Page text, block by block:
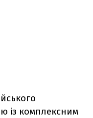
із комплексним